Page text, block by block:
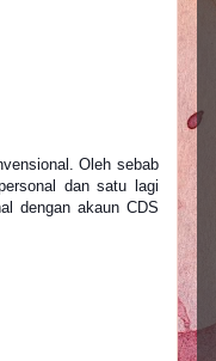
Oleh sebab
dan satu lagi
dengan akaun CDS